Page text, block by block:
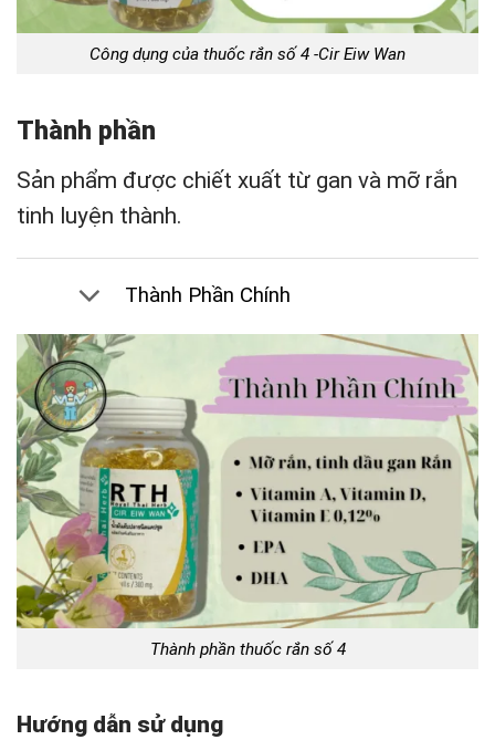
Công dụng của thuốc rắn số 4 -Cir Eiw Wan
Thành phần
Sản phẩm được chiết xuất từ gan và mỡ rắn
tinh luyện thành.
Thành Phần Chính
Thành phần thuốc rắn số 4
Hướng dẫn sử dụng